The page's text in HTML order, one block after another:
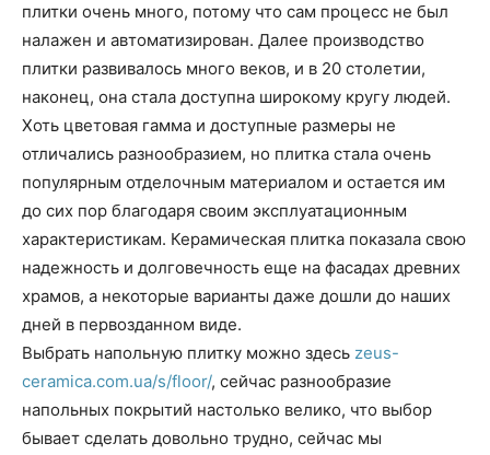
плитки очень много, потому что сам процесс не был
налажен и автоматизирован. Далее производство
плитки развивалось много веков, и в 20 столетии,
наконец, она стала доступна широкому кругу людей.
Хоть цветовая гамма и доступные размеры не
отличались разнообразием, но плитка стала очень
популярным отделочным материалом и остается им
до сих пор благодаря своим эксплуатационным
характеристикам. Керамическая плитка показала свою
надежность и долговечность еще на фасадах древних
храмов, а некоторые варианты даже дошли до наших
дней в первозданном виде.
Выбрать напольную плитку можно здесь zeus-
ceramica.com.ua/s/floor/, сейчас разнообразие
напольных покрытий настолько велико, что выбор
бывает сделать довольно трудно, сейчас мы